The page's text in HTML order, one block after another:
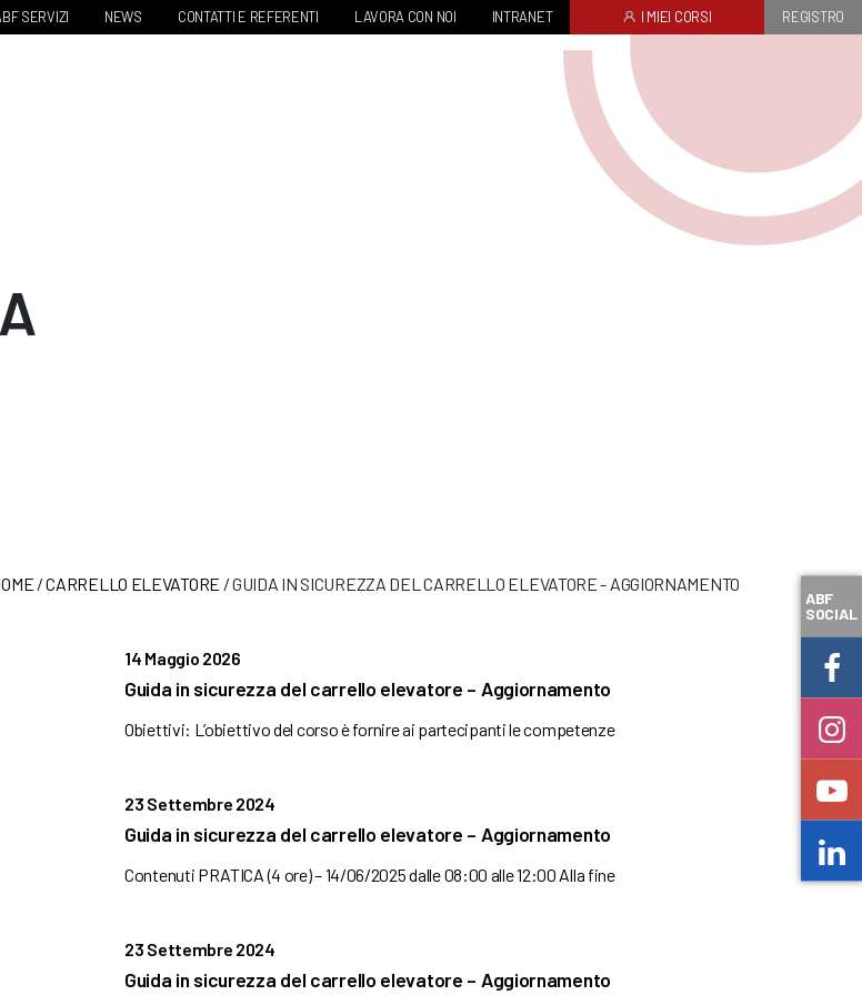
SERVIZI NEWS CONTATTI E REFERENTI LAVORA CON NOI INTRANET I MIEI CORSI REGISTRO
/CARRELLO ELEVATORE /GUIDA IN SICUREZZA DEL CARRELLO ELEVATORE - AGGIORNAMENTO
14 Maggio 2026
Guida in sicurezza del carrello elevatore – Aggiornamento
Obiettivi: L’obiettivo del corso è fornire ai partecipanti le competenze
23 Settembre 2024
Guida in sicurezza del carrello elevatore – Aggiornamento
Contenuti PRATICA (4 ore) – 14/06/2025 dalle 08:00 alle 12:00 Alla fine
23 Settembre 2024
Guida in sicurezza del carrello elevatore – Aggiornamento
ABF
SOCIAL